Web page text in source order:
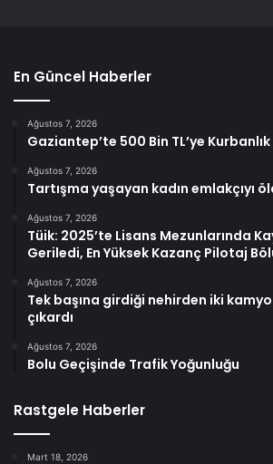
En Güncel Haberler
Ağustos 7, 2026
Gaziantep’te 500 Bin TL’ye Kurbanlık
Ağustos 7, 2026
Tartışma yaşayan kadın emlakçıyı
Ağustos 7, 2026
Tüik: 2025’te Lisans Mezunlarında
Geriledi, En Yüksek Kazanç Pilotaj
Ağustos 7, 2026
Tek başına girdiği nehirden iki
çıkardı
Ağustos 7, 2026
Bolu Geçişinde Trafik Yoğunluğu
Rastgele Haberler
Mart 18, 2026